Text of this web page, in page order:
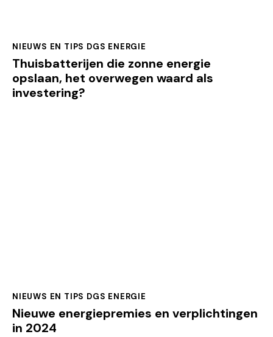
NIEUWS EN TIPS DGS ENERGIE
Thuisbatterijen die zonne energie
opslaan, het overwegen waard als
investering?
NIEUWS EN TIPS DGS ENERGIE
Nieuwe energiepremies en verplichtingen
in 2024